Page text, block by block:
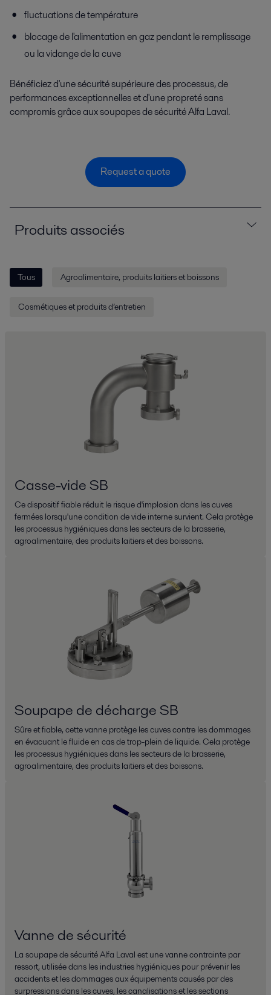
fluctuations de température
blocage de l'alimentation en gaz pendant le remplissage
ou la vidange de la cuve
Bénéficiez d'une sécurité supérieure des processus, de
performances exceptionnelles et d'une propreté sans
compromis grâce aux soupapes de sécurité Alfa Laval.
Request a quote
Produits associés
Tous Agroalimentaire, produits laitiers et boissons
Cosmétiques et produits d’entretien
Casse-vide SB
Ce dispositif fiable réduit le risque d'implosion dans les cuves
fermées lorsqu'une condition de vide interne survient. Cela protège
les processus hygiéniques dans les secteurs de la brasserie,
agroalimentaire, des produits laitiers et des boissons.
Soupape de décharge SB
Sûre et fiable, cette vanne protège les cuves contre les dommages
en évacuant le fluide en cas de trop-plein de liquide. Cela protège
les processus hygiéniques dans les secteurs de la brasserie,
agroalimentaire, des produits laitiers et des boissons.
Vanne de sécurité
La soupape de sécurité Alfa Laval est une vanne contrainte par
ressort, utilisée dans les industries hygiéniques pour prévenir les
accidents et les dommages aux équipements causés par des
surpressions dans les cuves, les canalisations et les sections